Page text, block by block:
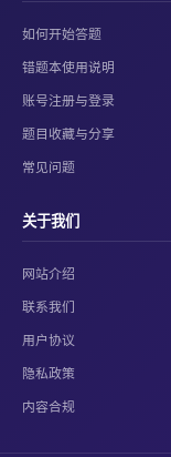
如何开始答题
错题本使用说明
账号注册与登录
题目收藏与分享
常见问题
关于我们
网站介绍
联系我们
用户协议
隐私政策
内容合规